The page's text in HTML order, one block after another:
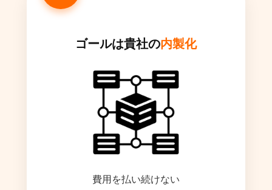
ゴールは貴社の内製化
費用を払い続けない